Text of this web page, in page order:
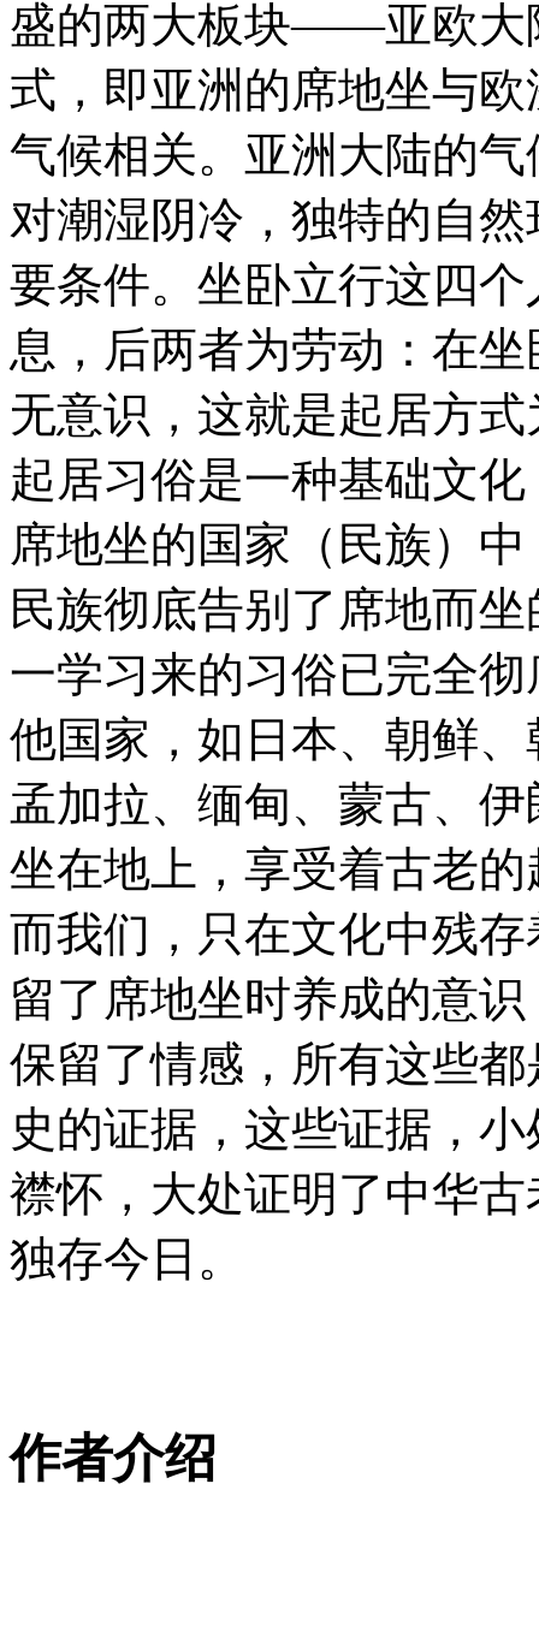
盛的两大板块——亚欧大
式，即亚洲的席地坐与
气候相关。亚洲大陆的
对潮湿阴冷，独特的自
要条件。坐卧立行这四
息，后两者为劳动：在
无意识，这就是起居方
起居习俗是一种基础文
席地坐的国家（民族）
民族彻底告别了席地而
一学习来的习俗已完全
他国家，如日本、朝鲜
孟加拉、缅甸、蒙古、
坐在地上，享受着古老
而我们，只在文化中残
留了席地坐时养成的意
保留了情感，所有这些
史的证据，这些证据，
襟怀，大处证明了中华
独存今日。
作者介绍